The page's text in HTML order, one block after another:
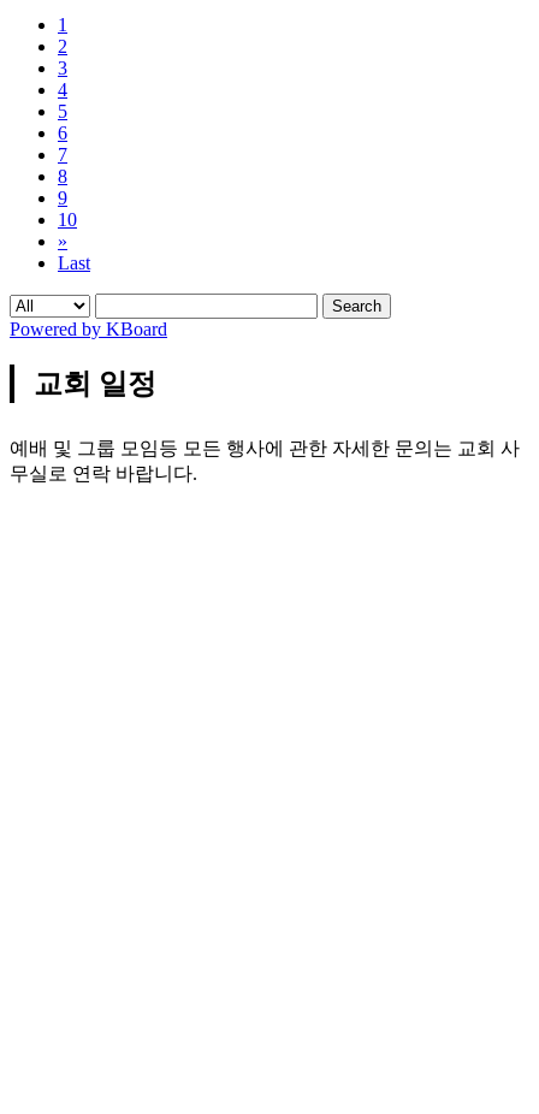
1
2
3
4
5
6
7
8
9
10
»
Last
Search
Powered by KBoard
교회 일정
예배 및 그룹 모임등 모든 행사에 관한 자세한 문의는 교회 사
무실로 연락 바랍니다.